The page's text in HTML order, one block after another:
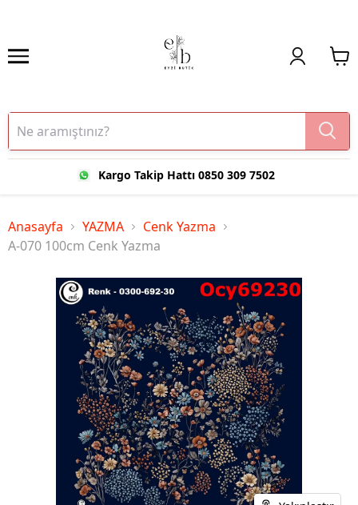
Kargo Takip Hattı 0850 309 7502
Anasayfa YAZMA
Cenk Yazma
A-070 100cm Cenk Yazma